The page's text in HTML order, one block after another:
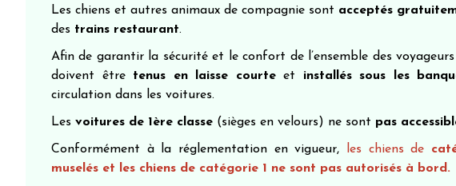
Les chiens et autres animaux de compagnie sont acceptés
des trains restaurant.
Afin de garantir la sécurité et le confort de l’ensemble des
doivent être tenus en laisse courteet installés sous les
circulation dans les voitures.
Les voitures de 1ère classe (sièges en velours) ne sont pas
Conformément à la réglementation en vigueur, les chiens de
muselés et
les chiens de catégorie 1 ne sont pas autorisés à bord.